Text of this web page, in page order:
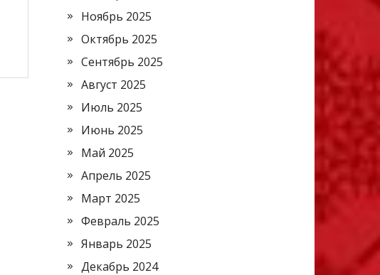
Ноябрь 2025
Октябрь 2025
Сентябрь 2025
Август 2025
Июль 2025
Июнь 2025
Май 2025
Апрель 2025
Март 2025
Февраль 2025
Январь 2025
Декабрь 2024